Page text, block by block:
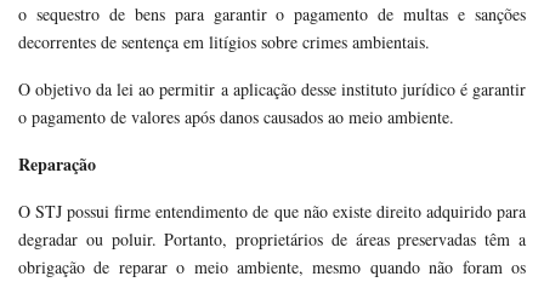
o sequestro de bens para garantir o pagamento de multas e sanções
decorrentes de sentença em litígios sobre crimes ambientais.
O objetivo da lei ao permitir a aplicação desse instituto jurídico é garantir
o pagamento de valores após danos causados ao meio ambiente.
Reparação
O STJ possui firme entendimento de que não existe direito adquirido para
degradar ou poluir. Portanto, proprietários de áreas preservadas têm a
obrigação de reparar o meio ambiente, mesmo quando não foram os